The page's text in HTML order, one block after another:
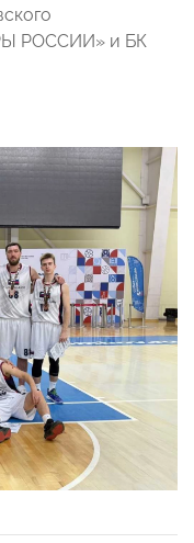
РОССИИ» и БК